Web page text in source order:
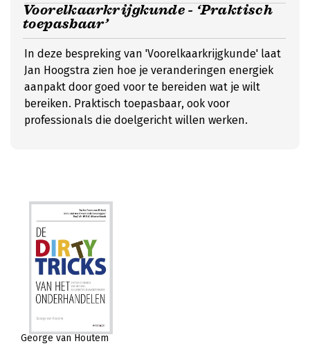
Voorelkaarkrijgkunde - ‘Praktisch
toepasbaar’
In deze bespreking van 'Voorelkaarkrijgkunde' laat
Jan Hoogstra zien hoe je veranderingen energiek
aanpakt door goed voor te bereiden wat je wilt
bereiken. Praktisch toepasbaar, ook voor
professionals die doelgericht willen werken.
George van Houtem